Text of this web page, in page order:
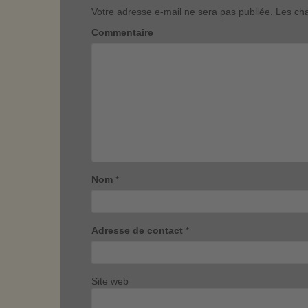
Votre adresse e-mail ne sera pas publiée. Les
Commentaire
Nom *
Adresse de contact *
Site web